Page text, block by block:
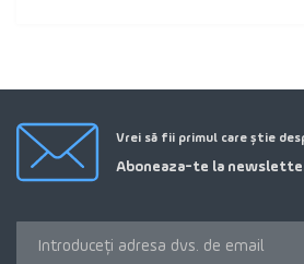
Vrei să fii primul care știe
Aboneaza-te la